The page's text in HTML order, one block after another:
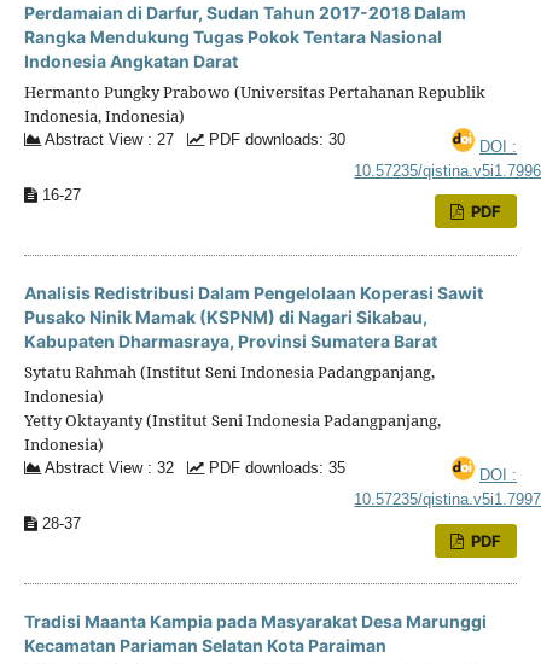
Perdamaian di Darfur, Sudan Tahun 2017-2018 Dalam
Rangka Mendukung Tugas Pokok Tentara Nasional
Indonesia Angkatan Darat
Hermanto Pungky Prabowo (Universitas Pertahanan Republik
Indonesia, Indonesia)
Abstract View : 27 PDF downloads: 30
DOI :
10.57235/qistina.v5i1.7996
16-27
PDF
Analisis Redistribusi Dalam Pengelolaan Koperasi Sawit
Pusako Ninik Mamak (KSPNM) di Nagari Sikabau,
Kabupaten Dharmasraya, Provinsi Sumatera Barat
Sytatu Rahmah (Institut Seni Indonesia Padangpanjang,
Indonesia)
Yetty Oktayanty (Institut Seni Indonesia Padangpanjang,
Indonesia)
Abstract View : 32 PDF downloads: 35
DOI :
10.57235/qistina.v5i1.7997
28-37
PDF
Tradisi Maanta Kampia pada Masyarakat Desa Marunggi
Kecamatan Pariaman Selatan Kota Paraiman